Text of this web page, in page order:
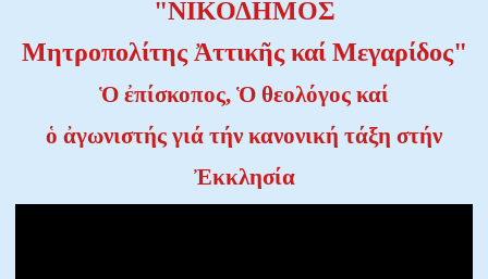
"ΝΙΚΟΔΗΜΟΣ
Μητροπολίτης Ἀττικῆς καί Μεγαρίδος"
Ὁ ἐπίσκοπος, Ὁ θεολόγος καί
ὁ ἀγωνιστής γιά τήν κανονική τάξη στήν
Ἐκκλησία